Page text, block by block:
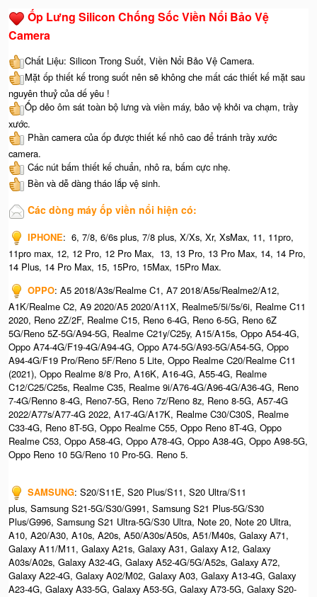
Ốp Lưng Silicon Chống Sốc Viền Nổi Bảo Vệ
Camera
Chất Liệu: Silicon Trong Suốt, Viền Nổi Bảo Vệ Camera.
Mặt ốp thiết kế trong suốt nên sẽ không che mất các thiết kế mặt sau
nguyên thuỷ của dế yêu !
Ốp dẻo ôm sát toàn bộ lưng và viền máy, bảo vệ khỏi va chạm, trầy
xước.
Phần camera của ốp được thiết kế nhô cao để tránh trầy xước
camera.
Các nút bấm thiết kế chuẩn, nhô ra, bấm cực nhẹ.
Bền và dễ dàng tháo lắp vệ sinh.
Các dòng máy ốp viền nổi hiện có:
IPHONE: 6, 7/8, 6/6s plus, 7/8 plus, X/Xs, Xr, XsMax, 11, 11pro,
11pro max, 12, 12 Pro, 12 Pro Max, 13, 13 Pro, 13 Pro Max, 14, 14 Pro,
14 Plus, 14 Pro Max, 15, 15Pro, 15Max, 15Pro Max.
OPPO: A5 2018/A3s/Realme C1, A7 2018/A5s/Realme2/A12,
A1K/Realme C2, A9 2020/A5 2020/A11X, Realme5/5i/5s/6i, Realme C11
2020, Reno 2Z/2F, Realme C15, Reno 6-4G, Reno 6-5G, Reno 6Z
5G/Reno 5Z-5G/A94-5G, Realme C21y/C25y, A15/A15s, Oppo A54-4G,
Oppo A74-4G/F19-4G/A94-4G, Oppo A74-5G/A93-5G/A54-5G, Oppo
A94-4G/F19 Pro/Reno 5F/Reno 5 Lite, Oppo Realme C20/Realme C11
(2021), Oppo Realme 8/8 Pro, A16K, A16-4G, A55-4G, Realme
C12/C25/C25s, Realme C35, Realme 9i/A76-4G/A96-4G/A36-4G, Reno
7-4G/Renno 8-4G, Reno7-5G, Reno 7z/Reno 8z, Reno 8-5G, A57-4G
2022/A77s/A77-4G 2022, A17-4G/A17K, Realme C30/C30S, Realme
C33-4G, Reno 8T-5G, Oppo Realme C55, Oppo Reno 8T-4G, Oppo
Realme C53, Oppo A58-4G, Oppo A78-4G, Oppo A38-4G, Oppo A98-5G,
Oppo Reno 10 5G/Reno 10 Pro-5G. Reno 5.
SAMSUNG: S20/S11E, S20 Plus/S11, S20 Ultra/S11
plus, Samsung S21-5G/S30/G991, Samsung S21 Plus-5G/S30
Plus/G996, Samsung S21 Ultra-5G/S30 Ultra, Note 20, Note 20 Ultra,
A10, A20/A30, A10s, A20s, A50/A30s/A50s, A51/M40s, Galaxy A71,
Galaxy A11/M11, Galaxy A21s, Galaxy A31, Galaxy A12, Galaxy
A03s/A02s, Galaxy A32-4G, Galaxy A52-4G/5G/A52s, Galaxy A72,
Galaxy A22-4G, Galaxy A02/M02, Galaxy A03, Galaxy A13-4G, Galaxy
A23-4G, Galaxy A33-5G, Galaxy A53-5G, Galaxy A73-5G, Galaxy S20-